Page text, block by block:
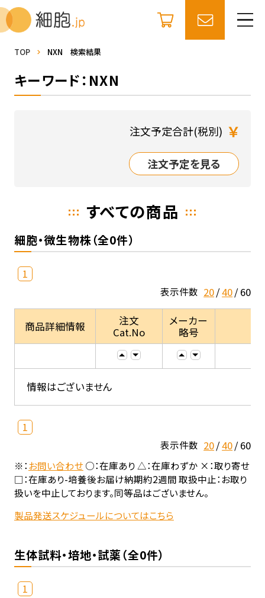
TOP NXN 検索結果
キーワード：NXN
注文予定合計(税別) ￥
注文予定を見る
すべての商品
細胞・微生物株（全0件）
1
表示件数 20 40 60
商品詳細情報
注文
Cat.No
メーカー
略号
情報はございません
1
表示件数 20 40 60
※：お問い合わせ○：在庫あり △：在庫わずか ×：取り寄せ
□：在庫あり-培養後お届け納期約2週間 取扱中止：お取り
扱いを中止しております。同等品はございません。
製品発送スケジュールについてはこちら
生体試料・培地・試薬（全0件）
1